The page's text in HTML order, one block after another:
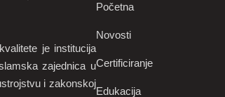
je institucija
zajednica u
i zakonskoj
Početna
Novosti
Certificiranje
Edukacija